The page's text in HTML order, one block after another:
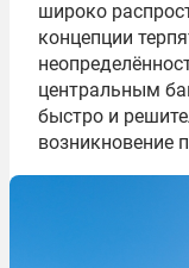
широко
концепции
центральным
быстро и
возникновение